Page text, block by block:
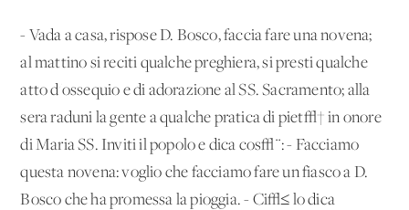
- Vada a casa, rispose D. Bosco, faccia fare una novena;
al mattino si reciti qualche preghiera, si presti qualche
atto d'ossequio e di adorazione al SS. Sacramento; alla
sera raduni la gente a qualche pratica di piet√† in onore
di Maria SS. Inviti il popolo e dica cos√¨: - Facciamo
questa novena: voglio che facciamo fare un fiasco a D.
Bosco che ha promessa la pioggia. - Ci√≤ lo dica